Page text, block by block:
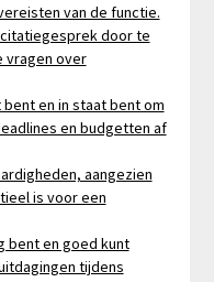
van de functie.
door te
vragen over
en in staat bent om
en budgetten af
aangezien
is voor een
bent en goed kunt
tijdens